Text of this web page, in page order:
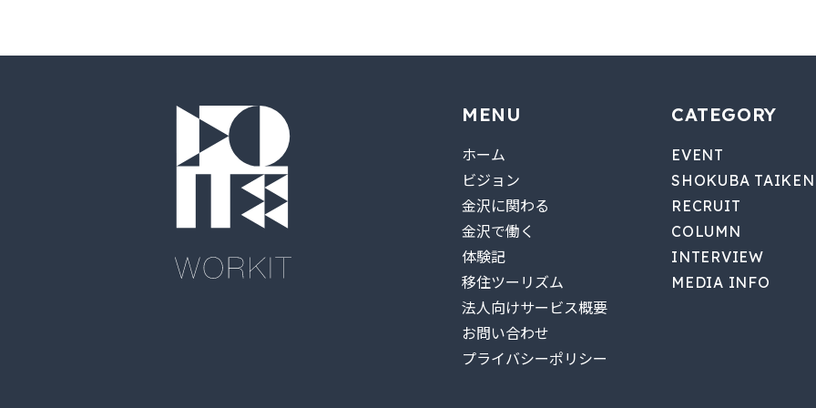
MENU
ホーム
ビジョン
金沢に関わる
金沢で働く
体験記
移住ツーリズム
法人向けサービス概要
お問い合わせ
プライバシーポリシー
CATEGORY
EVENT
SHOKUBA TAIKEN
RECRUIT
COLUMN
INTERVIEW
MEDIA INFO